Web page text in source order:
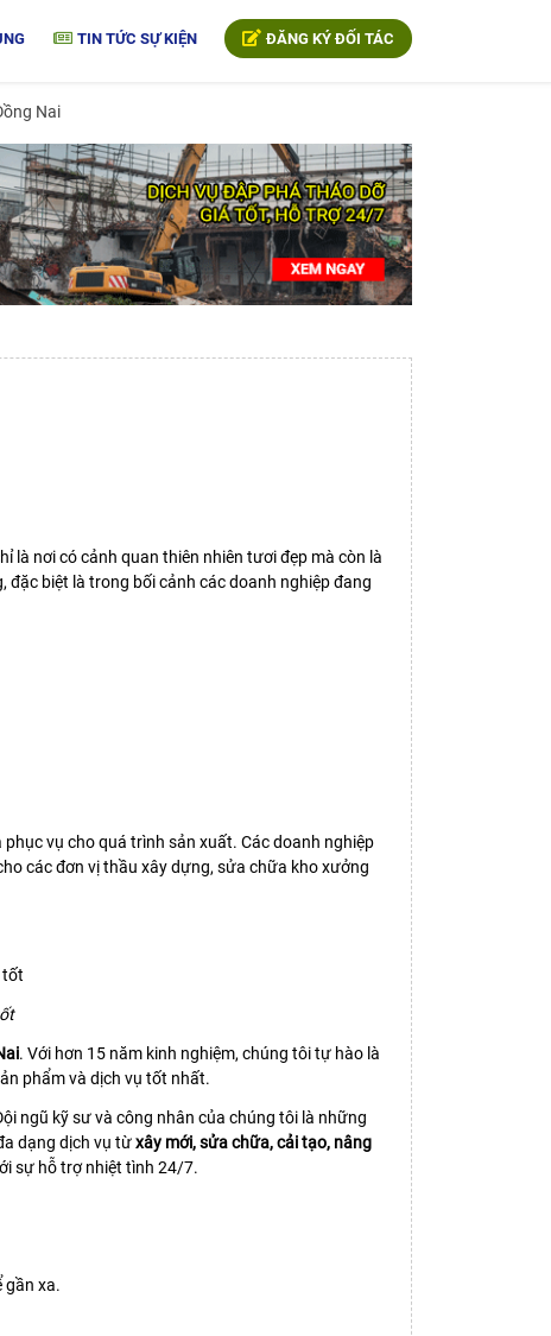
TIN TỨC SỰ KIỆN ĐĂNG KÝ ĐỐI TÁC
Nai
là nơi có cảnh quan thiên nhiên tươi đẹp mà còn là
biệt là trong bối cảnh các doanh nghiệp đang
vụ cho quá trình sản xuất. Các doanh nghiệp
các đơn vị thầu xây dựng, sửa chữa kho xưởng
. Với hơn 15 năm kinh nghiệm, chúng tôi tự hào là
phẩm và dịch vụ tốt nhất.
ngũ kỹ sư và công nhân của chúng tôi là những
dạng dịch vụ từxây mới, sửa chữa, cải tạo, nâng
sự hỗ trợ nhiệt tình 24/7.
gần xa.